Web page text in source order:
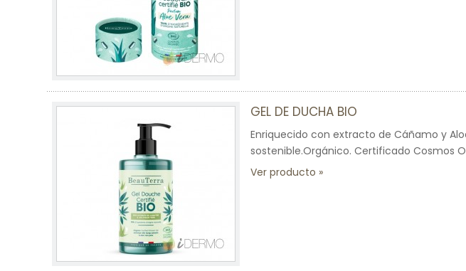
GEL DE DUCHA BIO
Enriquecido con extracto de Cáñamo y
sostenible.Orgánico. Certificado Cosmos
Ver producto